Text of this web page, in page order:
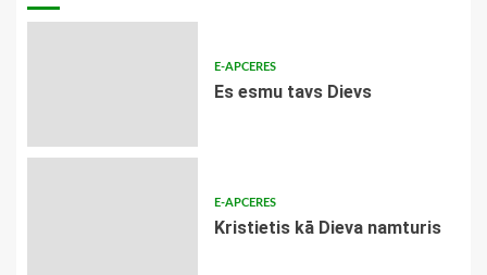
E-APCERES
Es esmu tavs Dievs
E-APCERES
Kristietis kā Dieva namturis